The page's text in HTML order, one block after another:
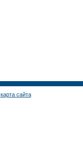
карта сайта